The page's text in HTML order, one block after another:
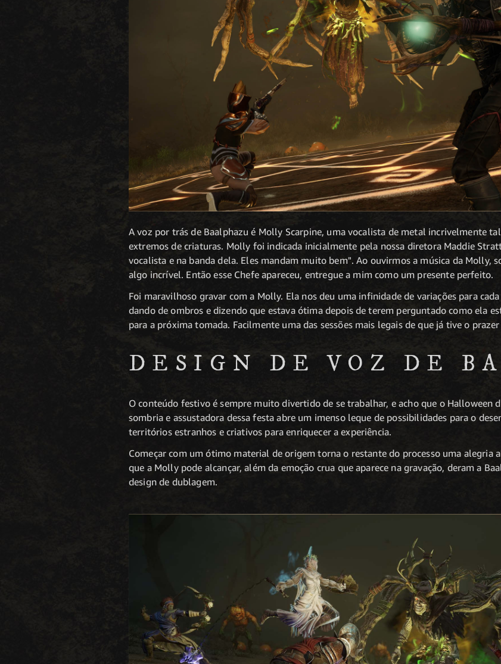
A voz por trás de Baalphazu é Molly Scarpine, uma vocalista de metal incrivelmente
extremos de criaturas. Molly foi indicada inicialmente pela nossa diretora Maddie
vocalista e na banda dela. Eles mandam muito bem". Ao ouvirmos a música da Molly,
algo incrível. Então esse Chefe apareceu, entregue a mim como um presente perfeito.
Foi maravilhoso gravar com a Molly. Ela nos deu uma infinidade de variações para
dando de ombros e dizendo que estava ótima depois de terem perguntado como ela
para a próxima tomada. Facilmente uma das sessões mais legais de que já tive o
DESIGN DE VOZ DE
O conteúdo festivo é sempre muito divertido de se trabalhar, e acho que o Halloween
sombria e assustadora dessa festa abre um imenso leque de possibilidades para o
territórios estranhos e criativos para enriquecer a experiência.
Começar com um ótimo material de origem torna o restante do processo uma alegria
que a Molly pode alcançar, além da emoção crua que aparece na gravação, deram a
design de dublagem.